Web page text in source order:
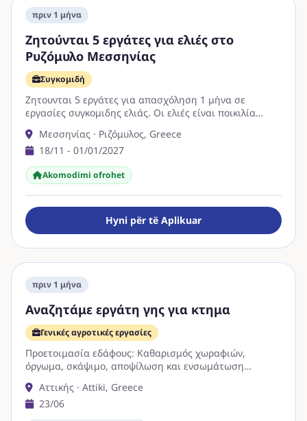
πριν 1 μήνα
Ζητούνται 5 εργάτες για ελιές στο
Ρυζόμυλο Μεσσηνίας
Συγκομιδή
Ζητουνται 5 εργάτες για απασχόληση 1 μήνα σε
εργασίες συγκομιδης ελιάς. Οι ελιές είναι ποικιλία
Μεσσηνίας · Ριζόμυλος, Greece
18/11 - 01/01/2027
Akomodimi ofrohet
Hyni për të Aplikuar
πριν 1 μήνα
Αναζητάμε εργάτη γης για κτημα
Γενικές αγροτικές εργασίες
Προετοιμασία εδάφους: Καθαρισμός χωραφιών,
όργωμα, σκάψιμο, αποψίλωση και ενσωμάτωση
Τοποθέτηση σπόρων στο …
Αττικής · Attiki, Greece
23/06